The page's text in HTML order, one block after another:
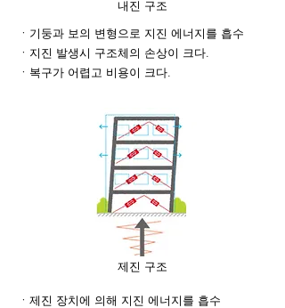
내진 구조
ㆍ기둥과 보의 변형으로 지진 에너지를 흡수
ㆍ지진 발생시 구조체의 손상이 크다.
ㆍ복구가 어렵고 비용이 크다.
제진 구조
ㆍ제진 장치에 의해 지진 에너지를 흡수